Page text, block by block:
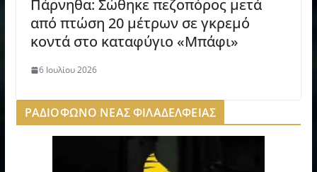
Πάρνηθα: Σώθηκε πεζοπόρος μετά
από πτώση 20 μέτρων σε γκρεμό
κοντά στο καταφύγιο «Μπάφι»
6 Ιουλίου 2026
ΡΑΔΙΟΦΩΝΟ ΝΕΑΣ ΦΙΛΑΔΕΛΦΕΙΑΣ